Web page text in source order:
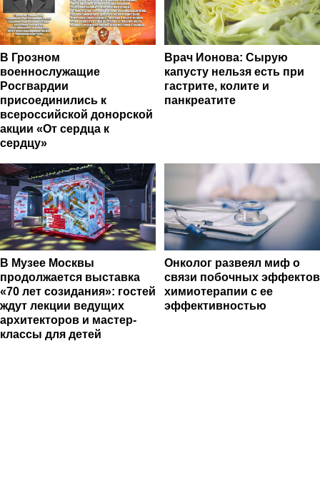
В Грозном
военнослужащие
Росгвардии
присоединились к
всероссийской донорской
акции «От сердца к
сердцу»
Врач Ионова: Сырую
капусту нельзя есть при
гастрите, колите и
панкреатите
В Музее Москвы
продолжается выставка
«70 лет созидания»: гостей
ждут лекции ведущих
архитекторов и мастер-
классы для детей
Онколог развеял миф о
связи побочных эффектов
химиотерапии с ее
эффективностью